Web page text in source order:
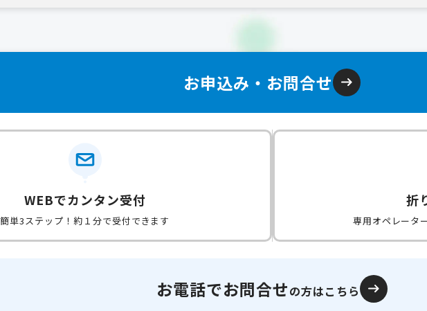
お申込み・お問合せ
WEBでカンタン受付
簡単3ステップ！約１分で受付できます
折
専用オペレータ
お電話でお問合せの方はこちら